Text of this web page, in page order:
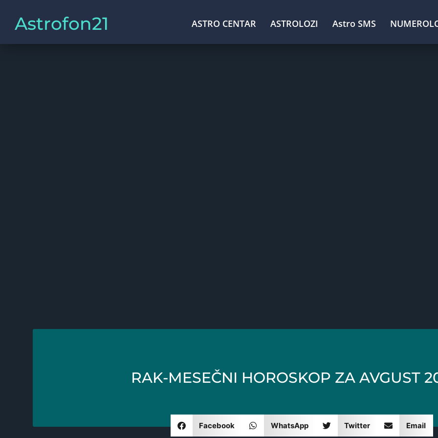
Astrofon21 ASTRO CENTAR ASTROLOZI Astro SMS
RAK-MESEČNI HOROSKOP ZA AVGUST
Facebook WhatsApp Twitter Email